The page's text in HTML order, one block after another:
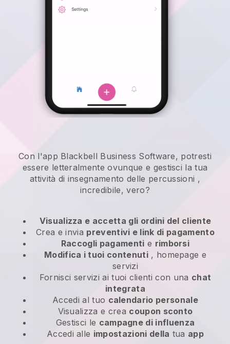
Con l'app Blackbell Business Software, potresti
essere letteralmente ovunque e gestisci la tua
attività di insegnamento delle percussioni ,
incredibile, vero?
Visualizza e accetta gli ordini del cliente
Crea e invia preventivi e link di pagamento
Raccogli pagamenti e rimborsi
Modifica i tuoi contenuti, homepage e
servizi
Fornisci servizi ai tuoi clienti con una chat
integrata
Accedi al tuo calendario personale
Visualizza e crea coupon sconto
Gestisci le campagne di influenza
Accedi alle impostazioni della tua app